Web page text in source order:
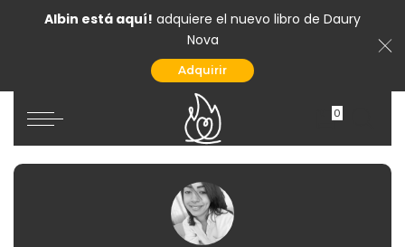
Albin está aquí! adquiere el nuevo libro de Daury
Nova
Adquirir
0